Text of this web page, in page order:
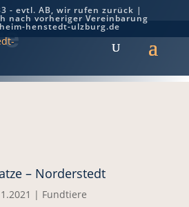
- evtl. AB, wir rufen zurück |
nach vorheriger Vereinbarung
henstedt-ulzburg.de
– Norderstedt
| Fundtiere